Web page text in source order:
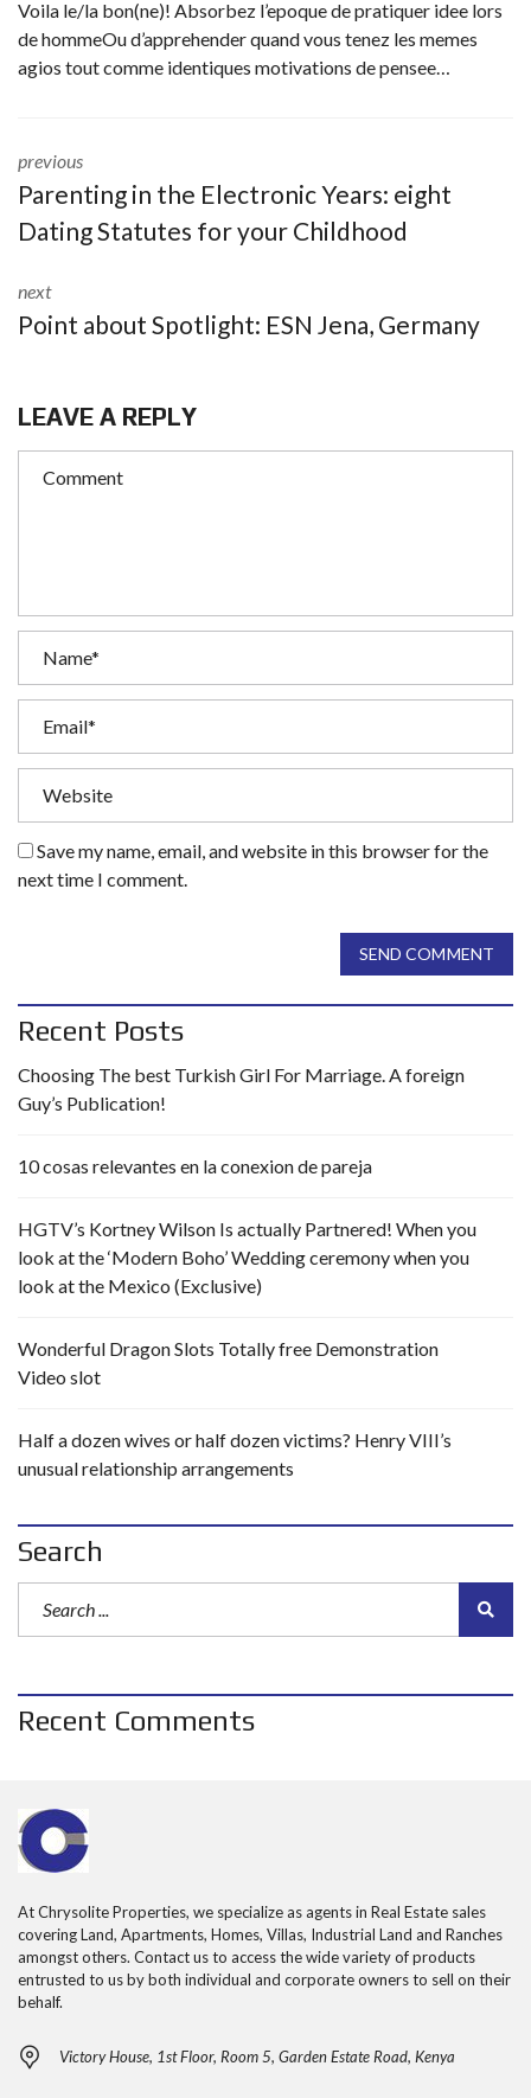
Voila le/la bon(ne)! Absorbez l’epoque de pratiquer idee lors
de hommeOu d’apprehender quand vous tenez les memes
agios tout comme identiques motivations de pensee…
previous
Parenting in the Electronic Years: eight
Dating Statutes for your Childhood
next
Point about Spotlight: ESN Jena, Germany
LEAVE A REPLY
Save my name, email, and website in this browser for the
next time I comment.
SEND COMMENT
Recent Posts
Choosing The best Turkish Girl For Marriage. A foreign
Guy’s Publication!
10 cosas relevantes en la conexion de pareja
HGTV’s Kortney Wilson Is actually Partnered! When you
look at the ‘Modern Boho’ Wedding ceremony when you
look at the Mexico (Exclusive)
Wonderful Dragon Slots Totally free Demonstration
Video slot
Half a dozen wives or half dozen victims? Henry VIII’s
unusual relationship arrangements
Search
Recent Comments
At Chrysolite Properties, we specialize as agents in Real Estate sales
covering Land, Apartments, Homes, Villas, Industrial Land and Ranches
amongst others. Contact us to access the wide variety of products
entrusted to us by both individual and corporate owners to sell on their
behalf.
Victory House, 1st Floor, Room 5, Garden Estate Road, Kenya